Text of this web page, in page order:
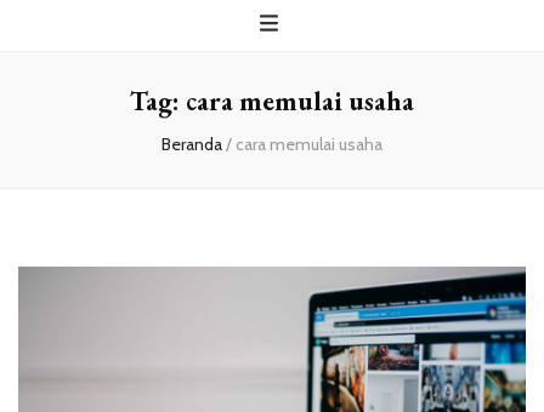
– Media
Informasi
Tag: cara memulai usaha
Beranda/ cara memulai usaha